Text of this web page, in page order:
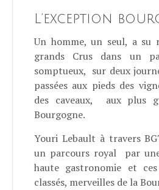
L’exception
Un homme, un seul, a su
grands Crus dans un
somptueux, sur deux
passées aux pieds des
des caveaux, aux plus
Bourgogne.
Youri Lebault à travers
un parcours royal par
haute gastronomie et
classés, merveilles de la